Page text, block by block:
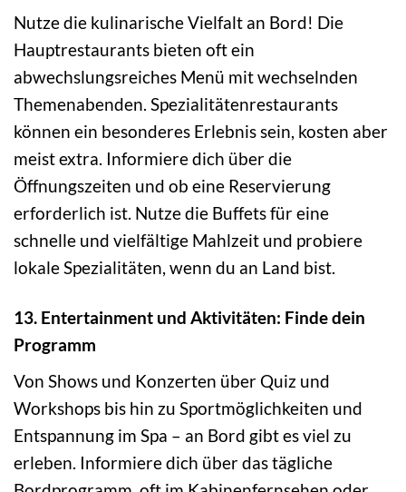
Nutze die kulinarische Vielfalt an Bord! Die
Hauptrestaurants bieten oft ein
abwechslungsreiches Menü mit wechselnden
Themenabenden. Spezialitätenrestaurants
können ein besonderes Erlebnis sein, kosten aber
meist extra. Informiere dich über die
Öffnungszeiten und ob eine Reservierung
erforderlich ist. Nutze die Buffets für eine
schnelle und vielfältige Mahlzeit und probiere
lokale Spezialitäten, wenn du an Land bist.
13. Entertainment und Aktivitäten: Finde dein
Programm
Von Shows und Konzerten über Quiz und
Workshops bis hin zu Sportmöglichkeiten und
Entspannung im Spa – an Bord gibt es viel zu
erleben. Informiere dich über das tägliche